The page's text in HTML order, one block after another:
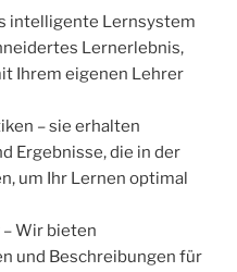
intelligente Lernsystem
Lernerlebnis,
Ihrem eigenen Lehrer
– sie erhalten
Ergebnisse, die in der
um Ihr Lernen optimal
Wir bieten
und Beschreibungen für